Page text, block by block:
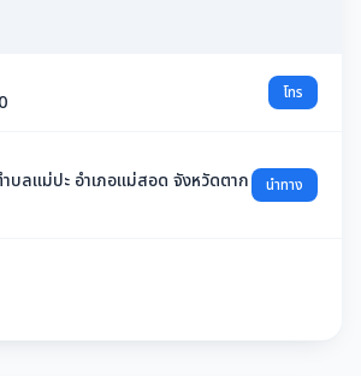
โทร
บลแม่ปะ อำเภอแม่สอด จังหวัดตาก
นำทาง